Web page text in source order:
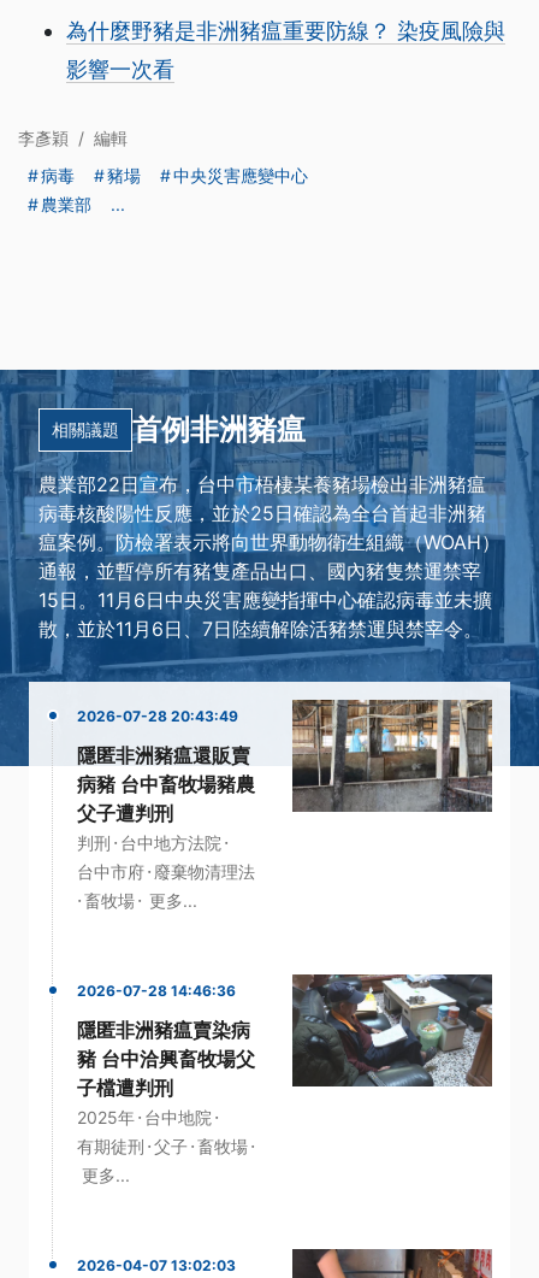
為什麼野豬是非洲豬瘟重要防線？ 染疫風險與
影響一次看
李彥穎 / 編輯
病毒
豬場
中央災害應變中心
農業部
...
相關議題 首例非洲豬瘟
農業部22日宣布，台中市梧棲某養豬場檢出非洲豬瘟
病毒核酸陽性反應，並於25日確認為全台首起非洲豬
瘟案例。防檢署表示將向世界動物衛生組織（WOAH）
通報，並暫停所有豬隻產品出口、國內豬隻禁運禁宰
15日。11月6日中央災害應變指揮中心確認病毒並未擴
散，並於11月6日、7日陸續解除活豬禁運與禁宰令。
2026-07-28 20:43:49
隱匿非洲豬瘟還販賣
病豬 台中畜牧場豬農
父子遭判刑
判刑 · 台中地方法院 ·
台中市府· 廢棄物清理法
·畜牧場· 更多...
2026-07-28 14:46:36
隱匿非洲豬瘟賣染病
豬 台中洽興畜牧場父
子檔遭判刑
2025年· 台中地院 ·
有期徒刑 ·父子·畜牧場·
更多...
2026-04-07 13:02:03